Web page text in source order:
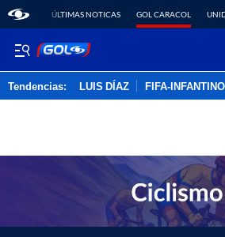
ÚLTIMAS NOTICAS GOL CARACOL
Tendencias: LUIS DÍAZ FIFA-INFANTINO